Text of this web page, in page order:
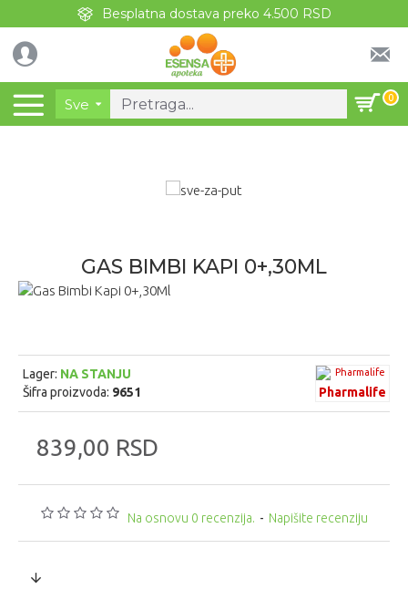
Besplatna dostava preko 4.500 RSD
Sve 0
GAS BIMBI KAPI 0+,30ML
Na osnovu 0 recenzija. - Napišite recenziju
839,00 RSD
Lager: NA STANJU
Šifra proizvoda: 9651 Pharmalife